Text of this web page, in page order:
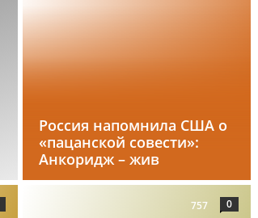
Россия напомнила США о
«пацанской совести»:
Анкоридж – жив
757 0